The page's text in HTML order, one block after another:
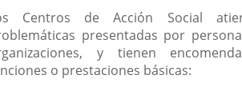
Centros de Acción Social
presentadas por
y tienen
o prestaciones básicas: